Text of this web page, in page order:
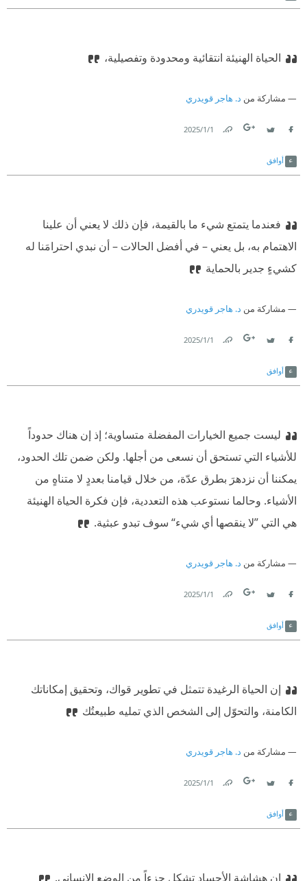
الحياة الهنيئة انتقائية ومحدودة وتفصيلية،
مشاركة من د. هاجر قويدري
1‏/1‏/2025
أوافق
فعندما يتمتع شيء ما بالقيمة، فإن ذلك لا يعني أن علينا
الاهتمام به، بل يعني – في أفضل الحالات – أن نبدي احترامَنا له
كشيءٍ جدير بالحماية
مشاركة من د. هاجر قويدري
1‏/1‏/2025
أوافق
ليست جميع الخيارات المفضلة متساوية؛ إذ إن هناك حدوداً
للأشياء التي تستحق أن نسعى من أجلها. ولكن ضمن تلك الحدود،
يمكننا أن نزدهرَ بطرق عدّة، من خلال قيامنا بعددٍ لا متناهٍ من
الأشياء. وحالما نستوعب هذه التعددية، فإن فكرة الحياة الهنيئة
هي التي ”لا ينقصها أي شيء“ سوف تبدو عبثية.
مشاركة من د. هاجر قويدري
1‏/1‏/2025
أوافق
إن الحياة الرغيدة تتمثل في تطوير قواك، وتحقيق إمكاناتك
الكامنة، والتحوّل إلى الشخص الذي تمليه طبيعتُك
مشاركة من د. هاجر قويدري
1‏/1‏/2025
أوافق
إن هشاشة الأجساد تشكل جزءاً من الوضع الإنساني.